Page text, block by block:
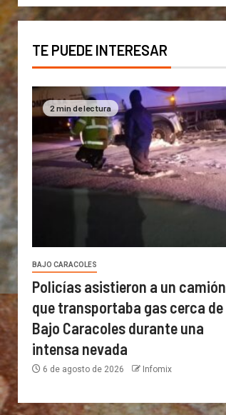
TE PUEDE INTERESAR
2 min de lectura
BAJO CARACOLES
Policías asistieron a un camión
que transportaba gas cerca de
Bajo Caracoles durante una
intensa nevada
6 de agosto de 2026 Infomix